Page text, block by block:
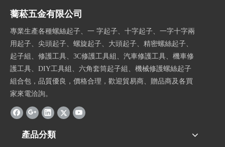
蕎菘五金有限公司
專業生產各種螺絲起子、一 字起子、十字起子、一字十字兩
用起子、尖頭起子、螺旋起子、大頭起子、精密螺絲起子、
起子組、修護工具、3C修護工具組、汽車修護工具、機車修
護工具、DIY工具組、六角套筒起子組、機械修護螺絲起子
組合包，品質優良，價格合理，歡迎貿易商、贈品商及各買
家來電洽詢。
產品分類